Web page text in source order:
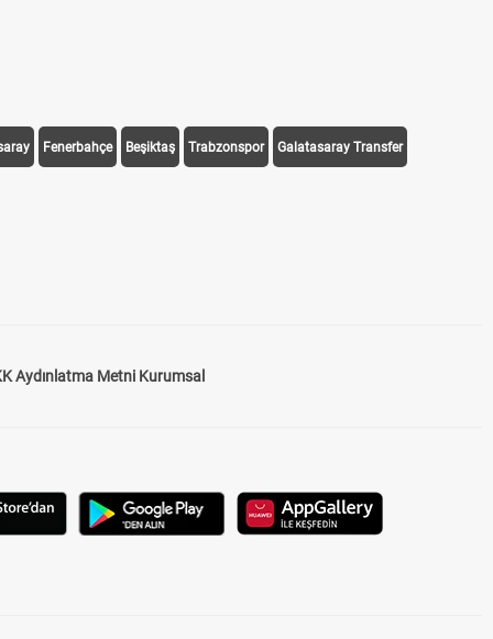
Fenerbahçe Beşiktaş Trabzonspor Galatasaray Transfer
Aydınlatma Metni Kurumsal